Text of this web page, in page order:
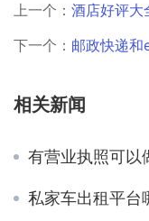
上一个： 酒店好评大
下一个： 邮政快递和
相关新闻
有营业执照可以做哪些
私家车出租平台哪个